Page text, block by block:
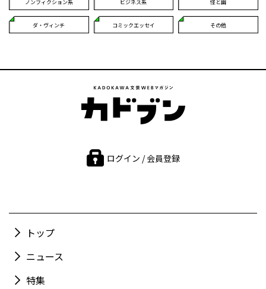
ノンフィクション系 ビジネス系 怪と幽
ダ・ヴィンチ コミックエッセイ その他
ログイン / 会員登録
トップ
ニュース
特集